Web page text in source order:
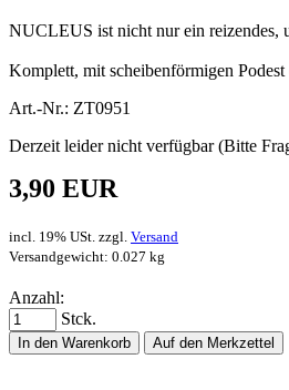
NUCLEUS ist nicht nur ein reizendes,
Komplett, mit scheibenförmigen
Art.-Nr.: ZT0951
Derzeit leider nicht verfügbar (Bitte
3,90 EUR
incl. 19% USt. zzgl. Versand
Versandgewicht: 0.027 kg
Anzahl:
Stck.
In den Warenkorb Auf den Merkzettel